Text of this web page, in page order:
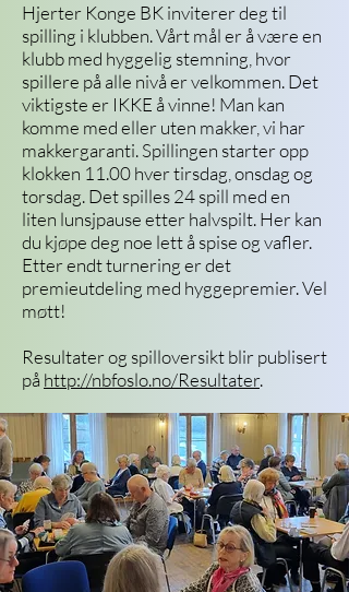
Hjerter Konge BK inviterer deg til
spilling i klubben. Vårt mål er å være en
klubb med hyggelig stemning, hvor
spillere på alle nivå er velkommen. Det
viktigste er IKKE å vinne! Man kan
komme med eller uten makker, vi har
makkergaranti. Spillingen starter opp
klokken 11.00 hver tirsdag, onsdag og
torsdag. Det spilles 24 spill med en
liten lunsjpause etter halvspilt. Her kan
du kjøpe deg noe lett å spise og vafler.
Etter endt turnering er det
premieutdeling med hyggepremier. Vel
møtt!
Resultater og spilloversikt blir publisert
på http://nbfoslo.no/Resultater.